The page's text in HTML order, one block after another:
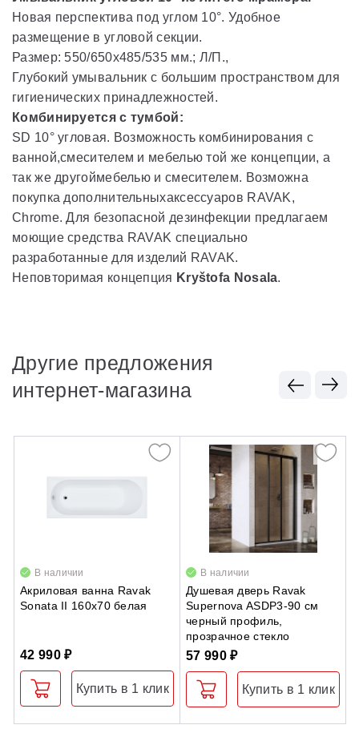
Новая перспектива под углом 10°. Удобное
размещение в угловой секции.
Размер: 550/650x485/535 мм.; Л/П.,
Глубокий умывальник с большим пространством для
гигиенических принадлежностей.
Комбинируется с тумбой:
SD 10° угловая. Возможность комбинирования с
ванной,смесителем и мебелью той же концепции, а
так же другоймебелью и смесителем. Возможна
покупка дополнительныхаксессуаров RAVAK,
Chrome. Для безопасной дезинфекции предлагаем
моющие средства RAVAK специально
разработанные для изделий RAVAK.
Неповторимая концепция Kryštofa Nosala.
Другие предложения
интернет-магазина
В наличии
Акриловая ванна Ravak
Sonata II 160х70 белая
42 990 ₽
Купить в 1 клик
В наличии
Душевая дверь Ravak
Supernova ASDP3-90 см
черный профиль,
прозрачное стекло
57 990 ₽
Купить в 1 клик